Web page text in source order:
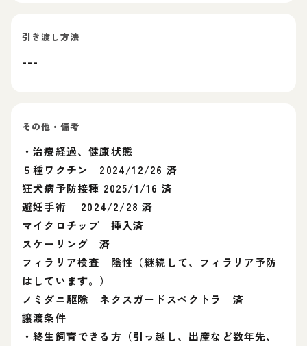
引き渡し方法
---
その他・備考
・治療経過、健康状態
５種ワクチン 2024/12/26 済
狂犬病予防接種 2025/1/16 済
避妊手術 2024/2/28 済
マイクロチップ 挿入済
スケーリング 済
フィラリア検査 陰性（継続して、フィラリア予防
はしています。）
ノミダニ駆除 ネクスガードスペクトラ 済
譲渡条件
・終生飼育できる方（引っ越し、出産など数年先、